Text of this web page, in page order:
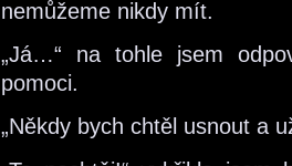
nemůžeme nikdy mít.
„Já…“ na tohle jsem
pomoci.
„Někdy bych chtěl usnout a